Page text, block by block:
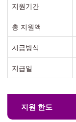
지원기간
총 지원액
지급방식
지급일
지원 한도